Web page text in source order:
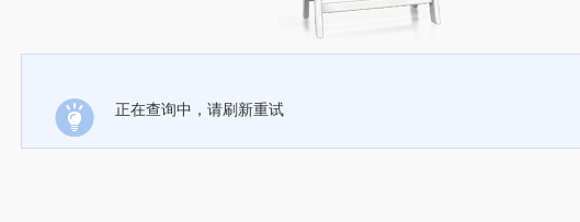
正在查询中，请刷新重试